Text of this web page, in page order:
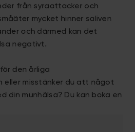
från syraattacker och
mycket hinner saliven
och därmed kan det
negativt.
den årliga
eller misstänker du att något
din munhälsa? Du kan boka en